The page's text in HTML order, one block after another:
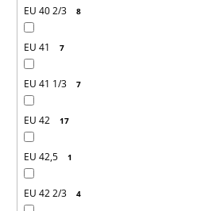
EU 40 2/3 8
EU 41 7
EU 41 1/3 7
EU 42 17
EU 42,5 1
EU 42 2/3 4